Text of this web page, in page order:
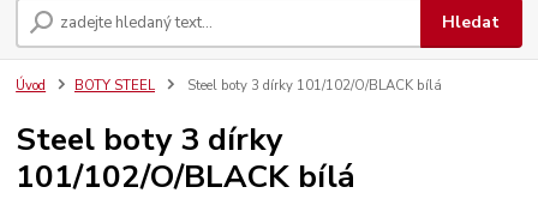
Hledat
Úvod BOTY STEEL Steel boty 3 dírky 101/102/O/BLACK bílá
Steel boty 3 dírky
101/102/O/BLACK bílá